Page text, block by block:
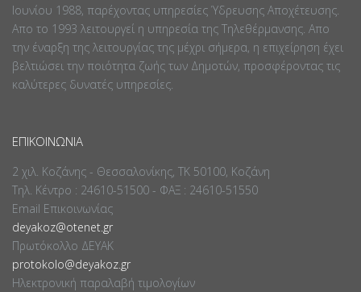
Ιουνίου 1988, παρέχοντας υπηρεσίες Ύδρευσης Αποχέτευσης.
Απο το 1993 λειτουργεί η υπηρεσία της Τηλεθέρμανσης. Απο
την έναρξη της λειτουργίας της μέχρι σήμερα, η επιχείρηση έχει
βελτιώσει την ποιότητα ζωής των Δημοτών, προσφέροντας τις
καλύτερες δυνατές υπηρεσίες.
ΕΠΙΚΟΙΝΩΝΊΑ
2 χιλ. Κοζάνης - Θεσσαλονίκης, ΤΚ 50100, Κοζάνη
Τηλ. Κέντρο : 24610-51500 - ΦΑΞ : 24610-51550
Email Επικοινωνίας
deyakoz@otenet.gr
Πρωτόκολλο ΔΕΥΑΚ
protokolo@deyakoz.gr
Ηλεκτρονική παραλαβή τιμολογίων